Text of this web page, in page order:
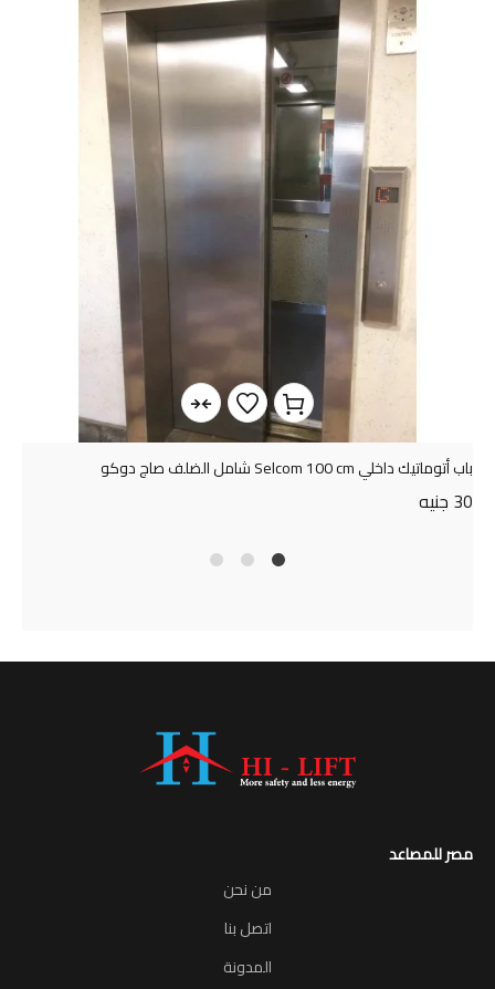
باب أتوماتيك داخلي Selcom 100 cm شامل الضلف صاج دوكو
30 جنيه
مصر للمصاعد
من نحن
اتصل بنا
المدونة